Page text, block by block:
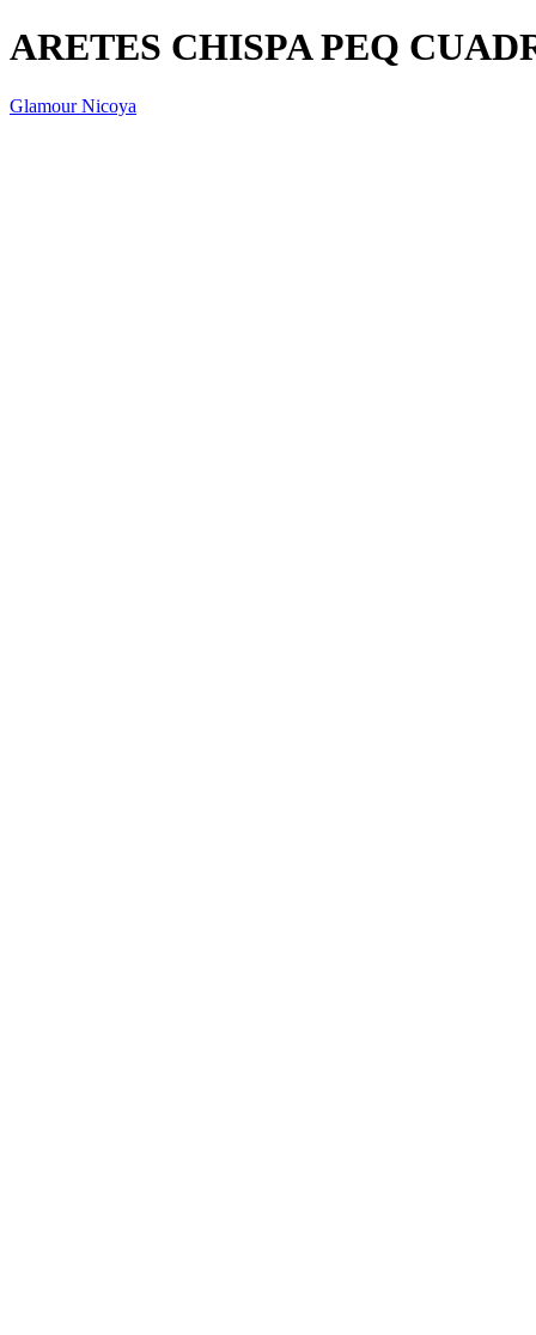
ARETES CHISPA PEQ
Glamour Nicoya